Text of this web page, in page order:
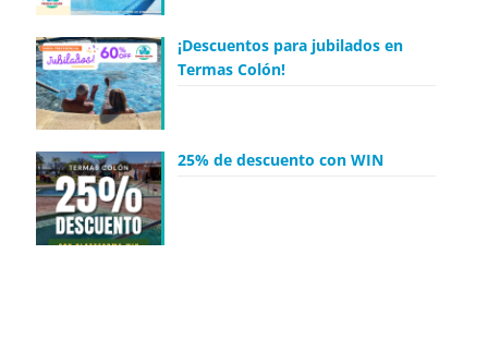
¡Descuentos para jubilados en
Termas Colón!
25% de descuento con WIN